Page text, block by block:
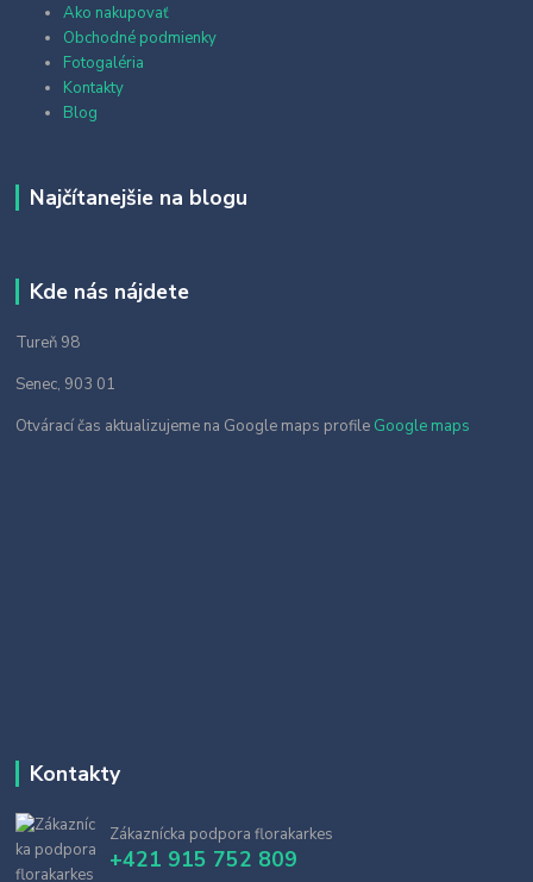
Ako nakupovať
Obchodné podmienky
Fotogaléria
Kontakty
Blog
Najčítanejšie na blogu
Kde nás nájdete
Tureň 98
Senec, 903 01
Otvárací čas aktualizujeme na Google maps profile Google maps
Kontakty
Zákaznícka podpora florakarkes
+421 915 752 809